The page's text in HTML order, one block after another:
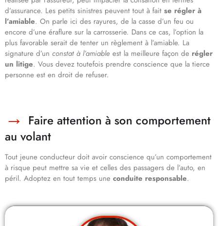
d’assurance. Les petits sinistres peuvent tout à fait se régler à
l’amiable. On parle ici des rayures, de la casse d’un feu ou
encore d’une éraflure sur la carrosserie. Dans ce cas, l’option la
plus favorable serait de tenter un règlement à l’amiable. La
signature d’un constat à l’amiable est la meilleure façon de régler
un litige. Vous devez toutefois prendre conscience que la tierce
personne est en droit de refuser.
Faire attention à son comportement
au volant
Tout jeune conducteur doit avoir conscience qu’un comportement
à risque peut mettre sa vie et celles des passagers de l’auto, en
péril. Adoptez en tout temps une conduite responsable.